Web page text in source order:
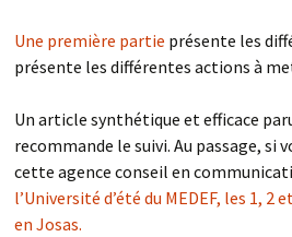
Une première partie présente les
présente les différentes actions à
Un article synthétique et efficace
recommande le suivi. Au passage, si
cette agence conseil en
l’Université d’été du MEDEF, les 1,
en Josas.